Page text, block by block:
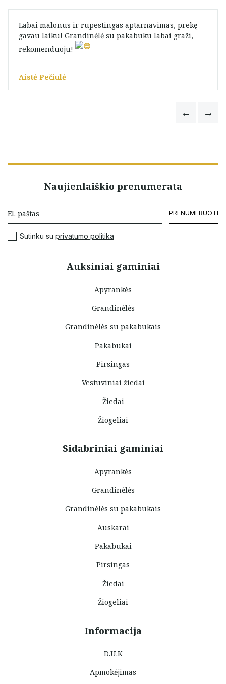
Labai malonus ir rūpestingas aptarnavimas, prekę
gavau laiku! Grandinėlė su pakabuku labai graži,
rekomenduoju! ️
Aistė Pečiulė
Auksiniai gaminiai
Apyrankės
Grandinėlės
Grandinėlės su pakabukais
Pakabukai
Pirsingas
Vestuviniai žiedai
Žiedai
Žiogeliai
Sidabriniai gaminiai
Apyrankės
Grandinėlės
Grandinėlės su pakabukais
Auskarai
Pakabukai
Pirsingas
Žiedai
Žiogeliai
Informacija
D.U.K
Apmokėjimas
Naujienlaiškio prenumerata
PRENUMERUOTI
Sutinku su privatumo politika